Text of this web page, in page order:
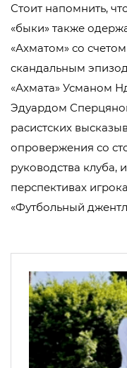
Стоит напомнить,
«быки» также
«Ахматом» со
скандальным
«Ахмата» Усманом
Эдуардом
расистских
опровержения со
руководства клуба,
перспективах
«Футбольный